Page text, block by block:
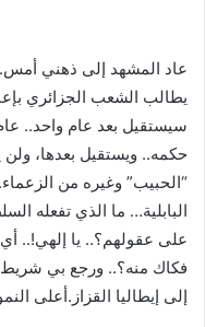
عاد المشهد إلى ذهني
يطالب الشعب الجزائري
سيستقيل بعد عام واحد..
حكمه.. ويستقيل بعدها،
“الحبيب” وغيره من
البابلية… ما الذي تفعله
على عقولهم؟.. يا إلهي!..
فكاك منه؟.. ورجع بي شريط
إلى إيطاليا القزاز.أعلى